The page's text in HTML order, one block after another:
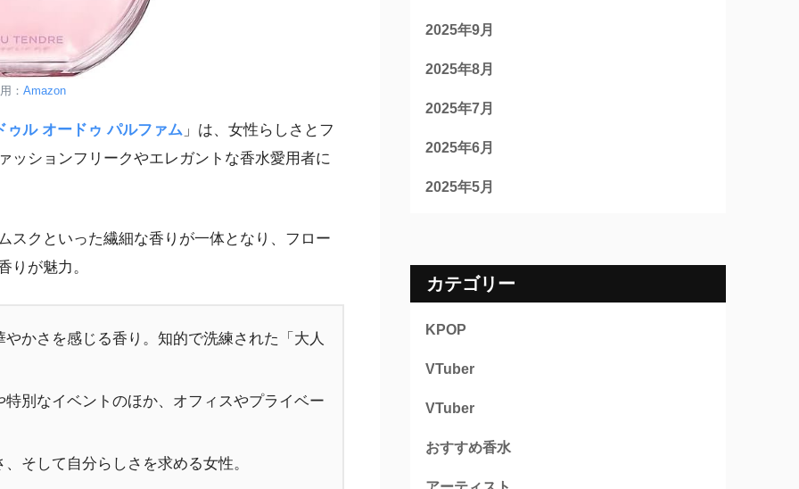
： Amazon
ゥル オードゥ パルファム 」は、女性らしさとフ
ッションフリークやエレガントな香水愛用者に
スクといった繊細な香りが一体となり、フロー
りが魅力。
かさを感じる香り。知的で洗練された「大人
別なイベントのほか、オフィスやプライベー
そして自分らしさを求める女性。
2025年9月
2025年8月
2025年7月
2025年6月
2025年5月
カテゴリー
KPOP
VTuber
VTuber
おすすめ香水